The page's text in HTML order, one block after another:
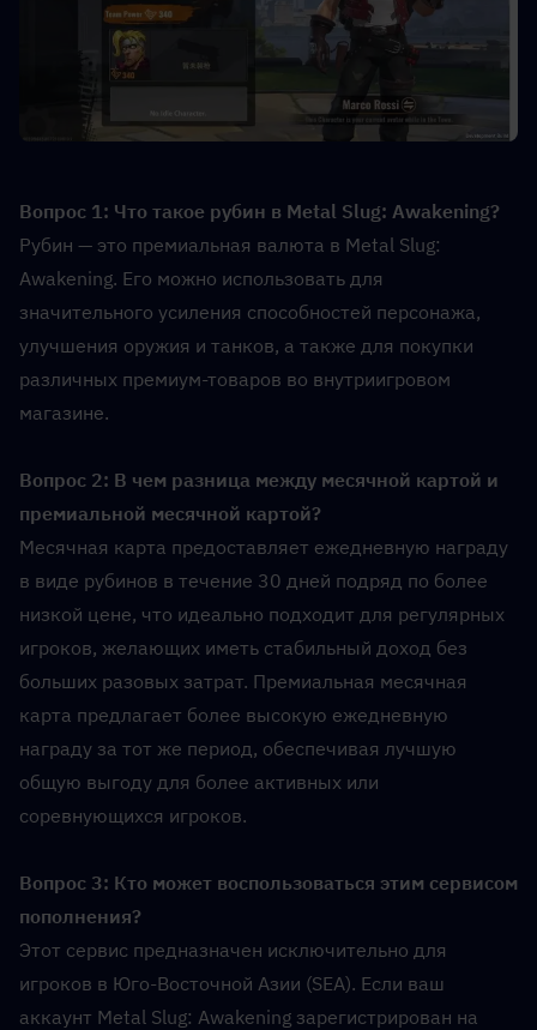
Вопрос 1: Что такое рубин в Metal Slug: Awakening?
Рубин — это премиальная валюта в Metal Slug:
Awakening. Его можно использовать для
значительного усиления способностей персонажа,
улучшения оружия и танков, а также для покупки
различных премиум-товаров во внутриигровом
магазине.
Вопрос 2: В чем разница между месячной картой и
премиальной месячной картой?
Месячная карта предоставляет ежедневную награду
в виде рубинов в течение 30 дней подряд по более
низкой цене, что идеально подходит для регулярных
игроков, желающих иметь стабильный доход без
больших разовых затрат. Премиальная месячная
карта предлагает более высокую ежедневную
награду за тот же период, обеспечивая лучшую
общую выгоду для более активных или
соревнующихся игроков.
Вопрос 3: Кто может воспользоваться этим сервисом
пополнения?
Этот сервис предназначен исключительно для
игроков в Юго-Восточной Азии (SEA). Если ваш
аккаунт Metal Slug: Awakening зарегистрирован на